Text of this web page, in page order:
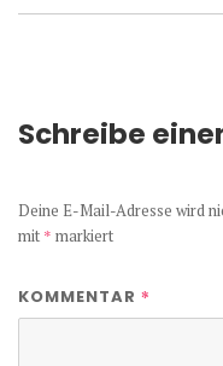
Schreibe
Deine E-Mail-Adresse wird
mit * markiert
KOMMENTAR *